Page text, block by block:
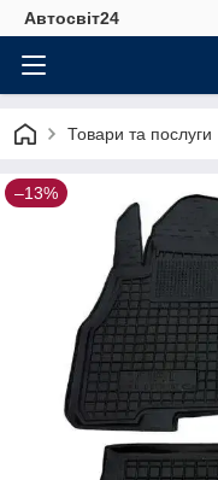
Автосвіт24
Товари та послуги
–13%